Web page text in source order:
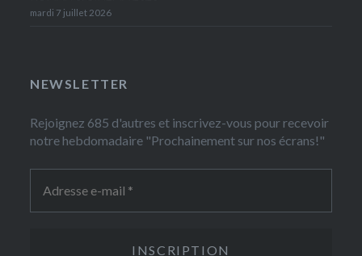
mardi 7 juillet 2026
NEWSLETTER
Rejoignez 685 d'autres et inscrivez-vous pour recevoir
notre hebdomadaire "Prochainement sur nos écrans!"